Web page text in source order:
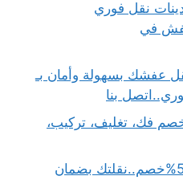
نقل فوري
في
عفشك بسهولة وأمان بـ
عفش جدة بـ35%خصم فك، تغليف، تركيب،
شركة نقل عفش بجدة..بـ50%خصم..نقلتك بضمان